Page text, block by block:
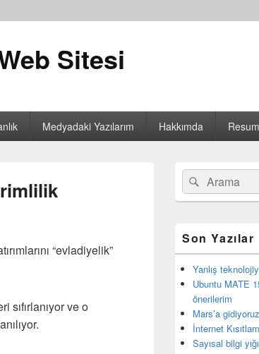
Sitesi
Medyadaki Yazılarım Hakkımda
“evladiyelik”
sıfırlanıyor ve o
Birincil
bar
eklenti
Search
for:
Ara
Son Yazılar
Yanlış
Ubuntu MATE
önerilerim
Mars’a
İnternet
Sayısal bilgi